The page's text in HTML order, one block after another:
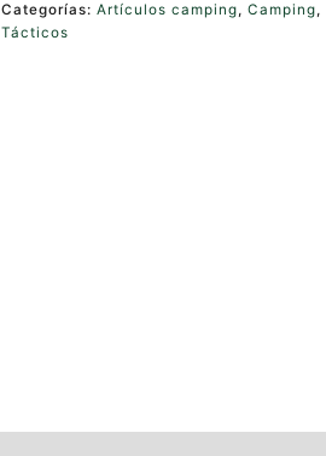
Categorías:Artículos camping,Camping,
Tácticos